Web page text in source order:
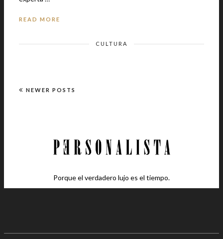
READ MORE
CULTURA
NEWER POSTS
Porque el verdadero lujo es el tiempo.